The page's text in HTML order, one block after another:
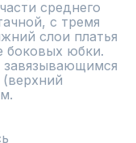
среднего
с тремя
слои платья
боковых юбки.
завязывающимся